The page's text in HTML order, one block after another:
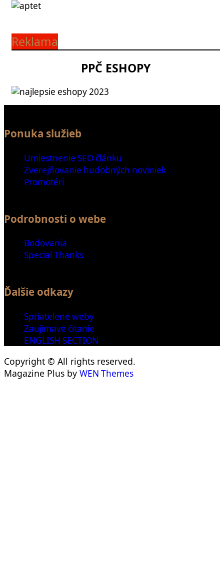
Reklama
PPČ ESHOPY
Ponuka služieb
Umiestnenie SEO článku
Zverejňovanie hudobných noviniek
Promotéri
Podrobnosti o webe
Bodovania
Special Thanks
Ďalšie odkazy
Spriatelené weby
Zaujímavé čítanie
ENGLISH SECTION
Copyright © All rights reserved.
Magazine Plus by WEN Themes